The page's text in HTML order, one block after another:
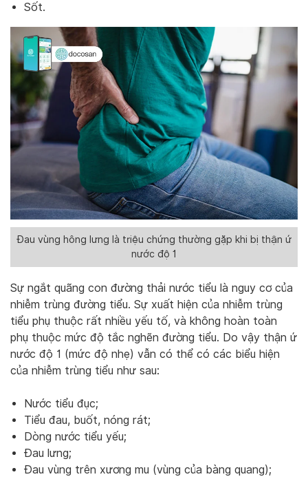
Sốt.
Đau vùng hông lưng là triệu chứng thường gặp khi bị thận ứ
nước độ 1
Sự ngắt quãng con đường thải nước tiểu là nguy cơ của
nhiễm trùng đường tiểu. Sự xuất hiện của nhiễm trùng
tiểu phụ thuộc rất nhiều yếu tố, và không hoàn toàn
phụ thuộc mức độ tắc nghẽn đường tiểu. Do vậy thận ứ
nước độ 1 (mức độ nhẹ) vẫn có thể có các biểu hiện
của nhiễm trùng tiểu như sau:
Nước tiểu đục;
Tiểu đau, buốt, nóng rát;
Dòng nước tiểu yếu;
Đau lưng;
Đau vùng trên xương mu (vùng của bàng quang);